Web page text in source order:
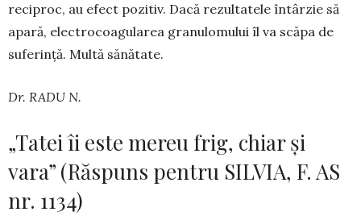
reciproc, au efect po­zitiv. Dacă rezultatele întârzie să
apară, electro­coagularea granulomului îl va scăpa de
suferință. Multă sănătate.
Dr. RADU N.
„Tatei îi este mereu frig, chiar și
vara” (Răspuns pentru SILVIA, F. AS
nr. 1134)